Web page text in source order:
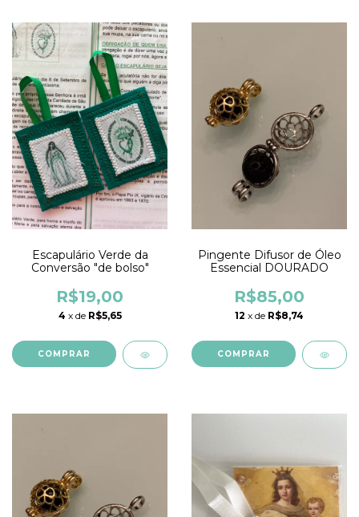
Escapulário Verde da
Conversão "de bolso"
R$19,00
4 x de R$5,65
Pingente Difusor de Óleo
Essencial DOURADO
R$85,00
12 x de R$8,74